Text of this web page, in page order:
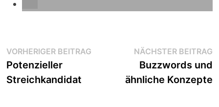
Beitragsnavigation
VORHERIGER BEITRAG Vorheriger
Potenzieller
Streichkandidat
NÄCHSTER BEITRAG
Buzzwords und
ähnliche Konzepte